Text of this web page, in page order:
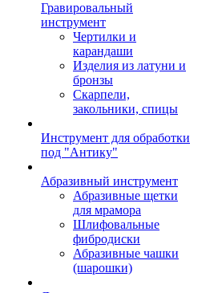
Гравировальный
инструмент
Чертилки и
карандаши
Изделия из латуни и
бронзы
Скарпели,
закольники, спицы
Инструмент для обработки
под "Антику"
Абразивный инструмент
Абразивные щетки
для мрамора
Шлифовальные
фибродиски
Абразивные чашки
(шарошки)